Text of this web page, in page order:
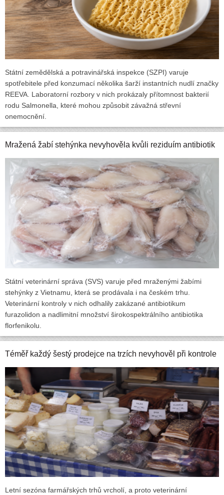
Státní zemědělská a potravinářská inspekce (SZPI) varuje
spotřebitele před konzumací několika šarží instantních nudlí značky
REEVA. Laboratorní rozbory v nich prokázaly přítomnost bakterií
rodu Salmonella, které mohou způsobit závažná střevní
onemocnění.
Mražená žabí stehýnka nevyhověla kvůli reziduím antibiotik
Státní veterinární správa (SVS) varuje před mraženými žabími
stehýnky z Vietnamu, která se prodávala i na českém trhu.
Veterinární kontroly v nich odhalily zakázané antibiotikum
furazolidon a nadlimitní množství širokospektrálního antibiotika
florfenikolu.
Téměř každý šestý prodejce na trzích nevyhověl při kontrole
Letní sezóna farmářských trhů vrcholí, a proto veterinární